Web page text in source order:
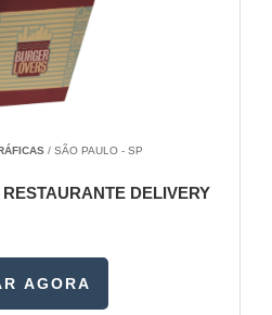
/ SÃO PAULO - SP
DELIVERY
AGORA